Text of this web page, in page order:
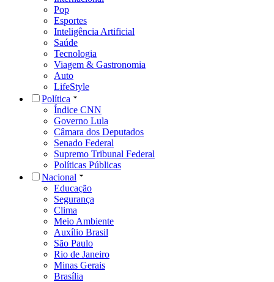
Pop
Esportes
Inteligência Artificial
Saúde
Tecnologia
Viagem & Gastronomia
Auto
LifeStyle
Política
Índice CNN
Governo Lula
Câmara dos Deputados
Senado Federal
Supremo Tribunal Federal
Políticas Públicas
Nacional
Educação
Segurança
Clima
Meio Ambiente
Auxílio Brasil
São Paulo
Rio de Janeiro
Minas Gerais
Brasília